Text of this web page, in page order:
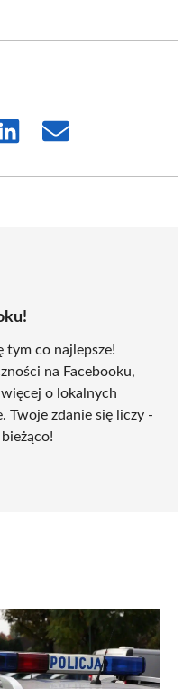
Share
Share
tym co najlepsze!
na Facebooku,
o lokalnych
Twoje zdanie się liczy -